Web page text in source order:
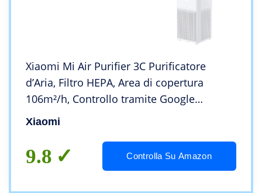
Xiaomi Mi Air Purifier 3C Purificatore
d’Aria, Filtro HEPA, Area di copertura
106m²/h, Controllo tramite Google
Assistant, Alexa e Mi Home, Display LED,
Xiaomi
9.8 Controlla Su Amazon